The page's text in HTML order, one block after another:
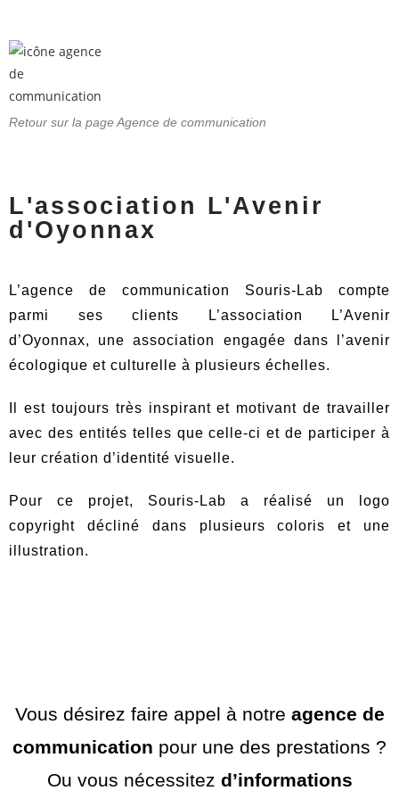
Retour sur la page Agence de communication
L'association L'Avenir
d'Oyonnax
L’agence de communication Souris-Lab compte
parmi ses clients L’association L’Avenir
d’Oyonnax, une association engagée dans l’avenir
écologique et culturelle à plusieurs échelles.
Il est toujours très inspirant et motivant de travailler
avec des entités telles que celle-ci et de participer à
leur création d’identité visuelle.
Pour ce projet, Souris-Lab a réalisé un logo
copyright décliné dans plusieurs coloris et une
illustration.
Vous désirez faire appel à notre agence de
communication pour une des prestations ?
Ou vous nécessitez d’informations